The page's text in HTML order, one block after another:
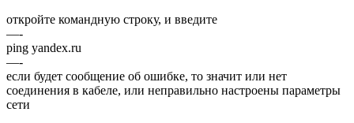
откройте командную строку, и введите
—-
ping yandex.ru
—-
если будет сообщение об ошибке, то значит или нет
соединения в кабеле, или неправильно настроены параметры
сети